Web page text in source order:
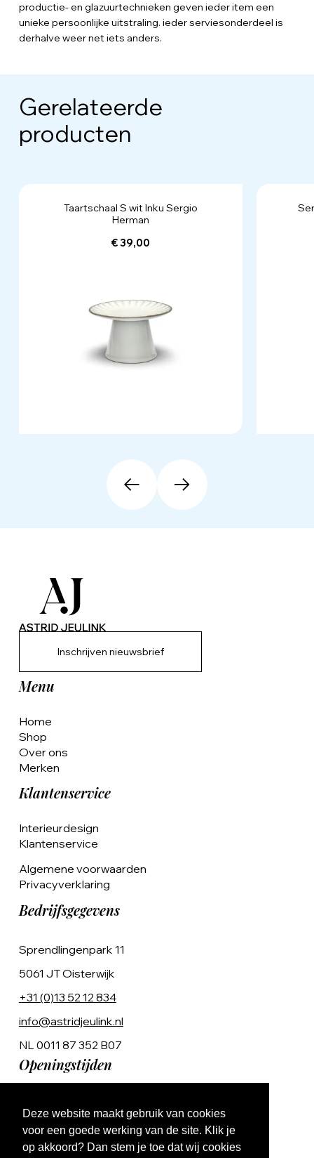
Deze website maakt gebruik van cookies
voor een goede werking van de site. Klik je
op akkoord? Dan stem je toe dat wij cookies
productie- en glazuurtechnieken geven ieder item een
unieke persoonlijke uitstraling. ieder serviesonderdeel is
derhalve weer net iets anders.
Gerelateerde
producten
Taartschaal S wit Inku Sergio
Herman
€ 39,00
Inschrijven nieuwsbrief
Menu
Home
Shop
Over ons
Merken
Klantenservice
Interieurdesign
Klantenservice
Algemene voorwaarden
Privacyverklaring
Bedrijfsgegevens
Sprendlingenpark 11
5061 JT Oisterwijk
+31 (0)13 52 12 834
info@astridjeulink.nl
NL 0011 87 352 B07
Openingstijden
Ma t/m Vr 9:00 - 17:00